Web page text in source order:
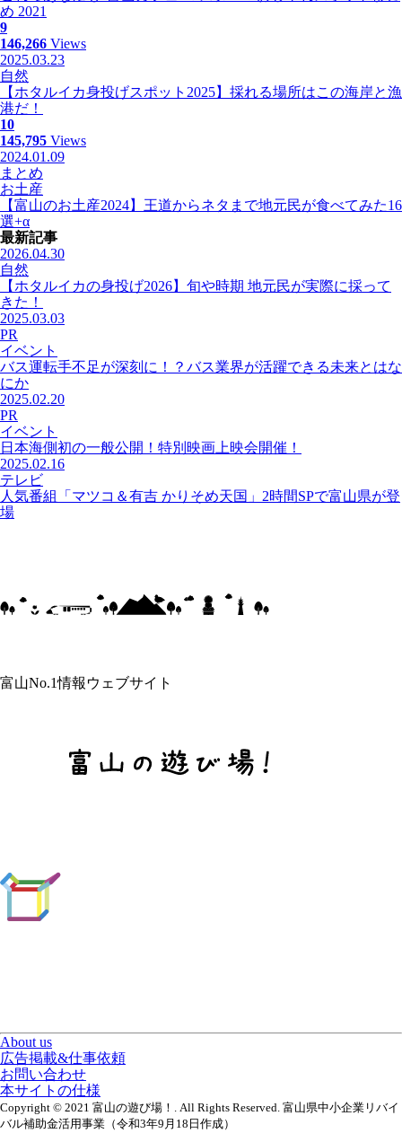
め 2021
9
146,266 Views
2025.03.23
自然
【ホタルイカ身投げスポット2025】採れる場所はこの海岸と漁
港だ！
10
145,795 Views
2024.01.09
まとめ
お土産
【富山のお土産2024】王道からネタまで地元民が食べてみた16
選+α
最新記事
2026.04.30
自然
【ホタルイカの身投げ2026】旬や時期 地元民が実際に採って
きた！
2025.03.03
PR
イベント
バス運転手不足が深刻に！？バス業界が活躍できる未来とはな
にか
2025.02.20
PR
イベント
日本海側初の一般公開！特別映画上映会開催！
2025.02.16
テレビ
人気番組「マツコ＆有吉 かりそめ天国」2時間SPで富山県が登
場
富山No.1情報ウェブサイト
About us
広告掲載&仕事依頼
お問い合わせ
本サイトの仕様
Copyright © 2021 富山の遊び場！. All Rights Reserved. 富山県中小企業リバイ
バル補助金活用事業（令和3年9月18日作成）